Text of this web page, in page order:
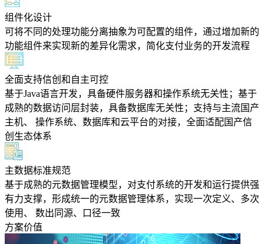
组件化设计
可将不同的处理功能分离抽象为可配置的组件，通过增加新的
功能组件来实现新的差异化需求，简化支付业务的开发流程
全面支持信创和自主可控
基于Java语言开发，具备硬件服务器和操作系统无关性；基于
成熟的数据访问层封装，具备数据库无关性；支持与主流国产
主机、 操作系统、数据库和云平台的对接，全面适配国产信
创生态体系
主数据标准规范
基于成熟的元数据管理模型，对支付系统的开发和运行提供强
有力支撑，形成统一的元数据管理体系，实现一次定义、多次
使用、 数出同源、口径一致
方案价值